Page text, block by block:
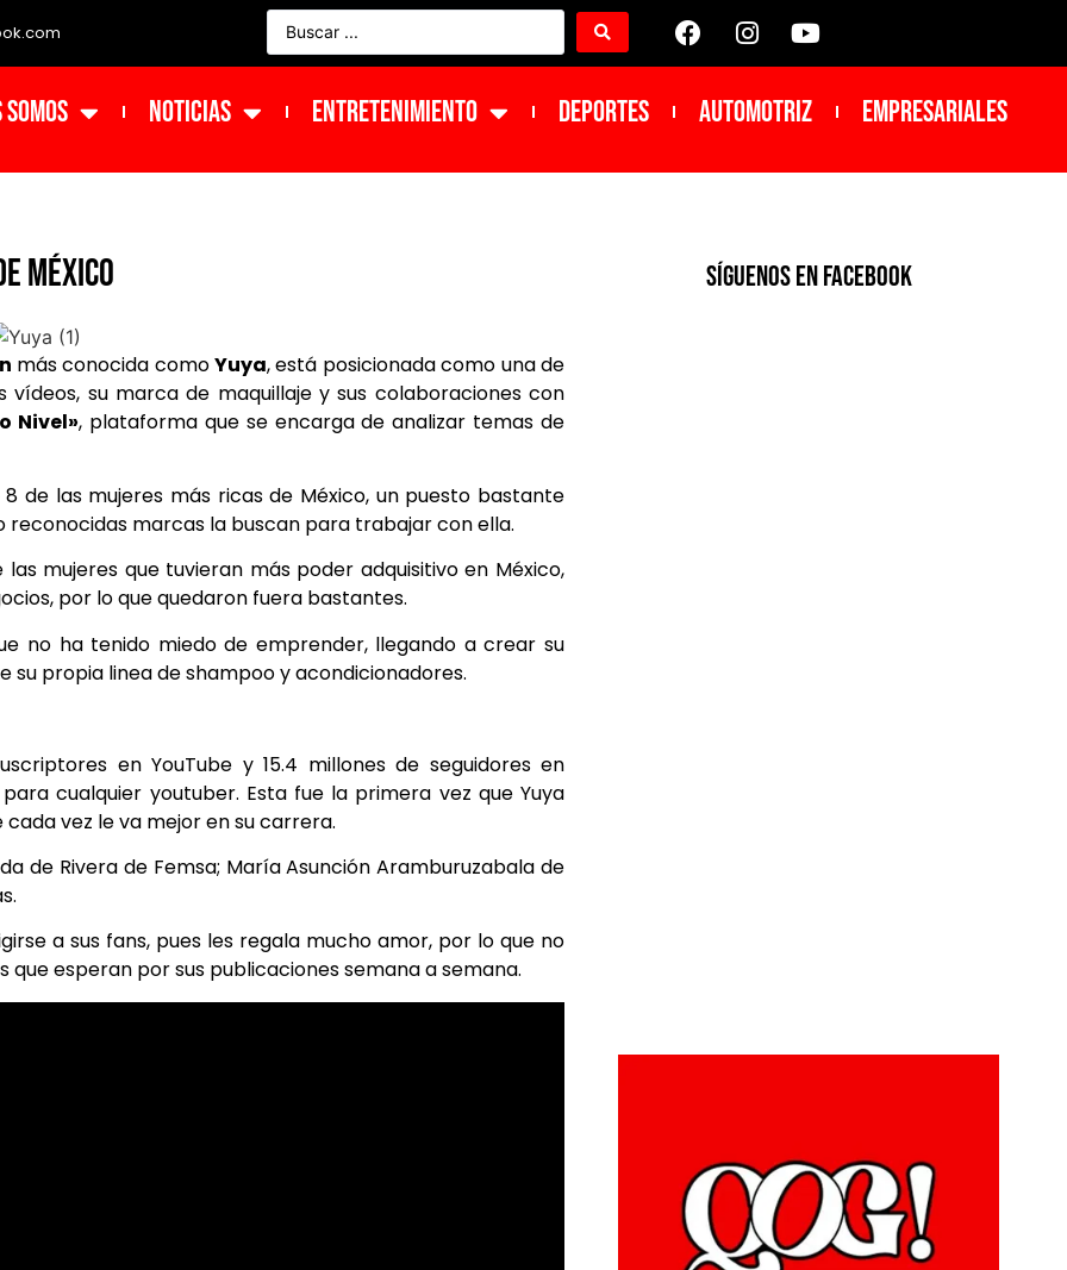
NOTICIAS ENTRETENIMIENTO DEPORTES Automotriz Empresariales
MÉXICO
más conocida comoYuya, está posicionada como una de
su marca de maquillaje y sus colaboraciones con
Nivel», plataforma que se encarga de analizar temas de
de las mujeres más ricas de México, un puesto bastante
reconocidas marcas la buscan para trabajar con ella.
mujeres que tuvieran más poder adquisitivo en México,
por lo que quedaron fuera bastantes.
no ha tenido miedo de emprender, llegando a crear su
su propia linea de shampoo y acondicionadores.
en YouTube y 15.4 millones de seguidores en
cualquier youtuber. Esta fue la primera vez que Yuya
vez le va mejor en su carrera.
de Rivera de Femsa; María Asunción Aramburuzabala de
a sus fans, pues les regala mucho amor, por lo que no
que esperan por sus publicaciones semana a semana.
SíGUENOS EN FACEBOOK